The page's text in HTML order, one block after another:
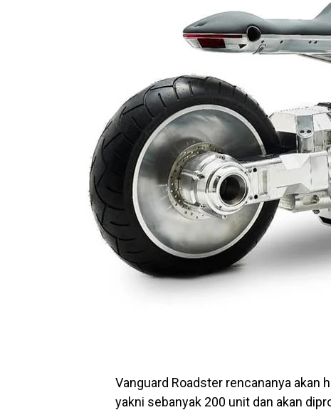
Vanguard Roadster rencananya akan
yakni sebanyak 200 unit dan akan